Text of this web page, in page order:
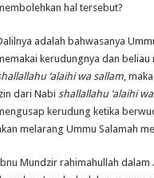
hal tersebut?
adalah bahwasanya
kerudungnya dan beliau
‘alaihi wa sallam,
dari Nabi shallallahu ‘alaihi
kerudung ketika
melarang Ummu Salamah
Mundzir rahimahullah dalam